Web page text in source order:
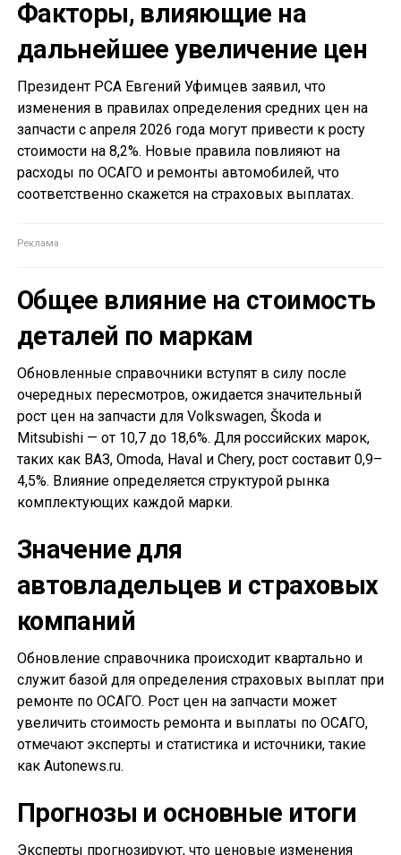
Факторы, влияющие на
дальнейшее увеличение цен
Президент РСА Евгений Уфимцев заявил, что
изменения в правилах определения средних цен на
запчасти с апреля 2026 года могут привести к росту
стоимости на 8,2%. Новые правила повлияют на
расходы по ОСАГО и ремонты автомобилей, что
соответственно скажется на страховых выплатах.
Общее влияние на стоимость
деталей по маркам
Обновленные справочники вступят в силу после
очередных пересмотров, ожидается значительный
рост цен на запчасти для Volkswagen, Škoda и
Mitsubishi — от 10,7 до 18,6%. Для российских марок,
таких как ВАЗ, Omoda, Haval и Chery, рост составит 0,9–
4,5%. Влияние определяется структурой рынка
комплектующих каждой марки.
Значение для
автовладельцев и страховых
компаний
Обновление справочника происходит квартально и
служит базой для определения страховых выплат при
ремонте по ОСАГО. Рост цен на запчасти может
увеличить стоимость ремонта и выплаты по ОСАГО,
отмечают эксперты и статистика и источники, такие
как Autonews.ru.
Прогнозы и основные итоги
Эксперты прогнозируют, что ценовые изменения